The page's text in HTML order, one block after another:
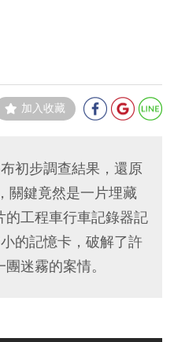
加入收藏
初步調查結果，還原
關鍵竟然是一片埋藏
工程車行車記錄器記
的記憶卡，破解了許
迷霧的案情。